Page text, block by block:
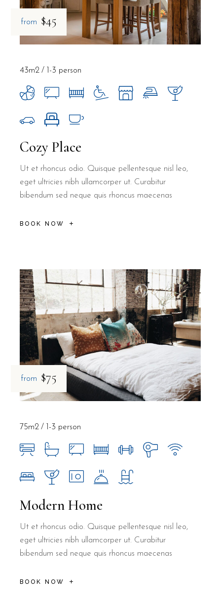
from $45
Cozy Place
Ut et rhoncus odio. Quisque pellentesque nisl leo,
eget ultricies nibh ullamcorper ut. Curabitur
bibendum sed neque quis rhoncus maecenas
BOOK NOW
43m2 1-3 person
from $75
Modern Home
Ut et rhoncus odio. Quisque pellentesque nisl leo,
eget ultricies nibh ullamcorper ut. Curabitur
bibendum sed neque quis rhoncus maecenas
BOOK NOW
75m2 1-3 person